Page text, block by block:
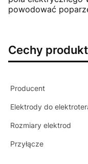
powodować
Cechy
Producent
Elektrody do
Rozmiary elektrod
Przyłącze